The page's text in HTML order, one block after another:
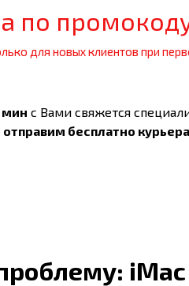
по
для новых клиентов при
мин с Вами свяжется
отправим бесплатно курьера
iMac